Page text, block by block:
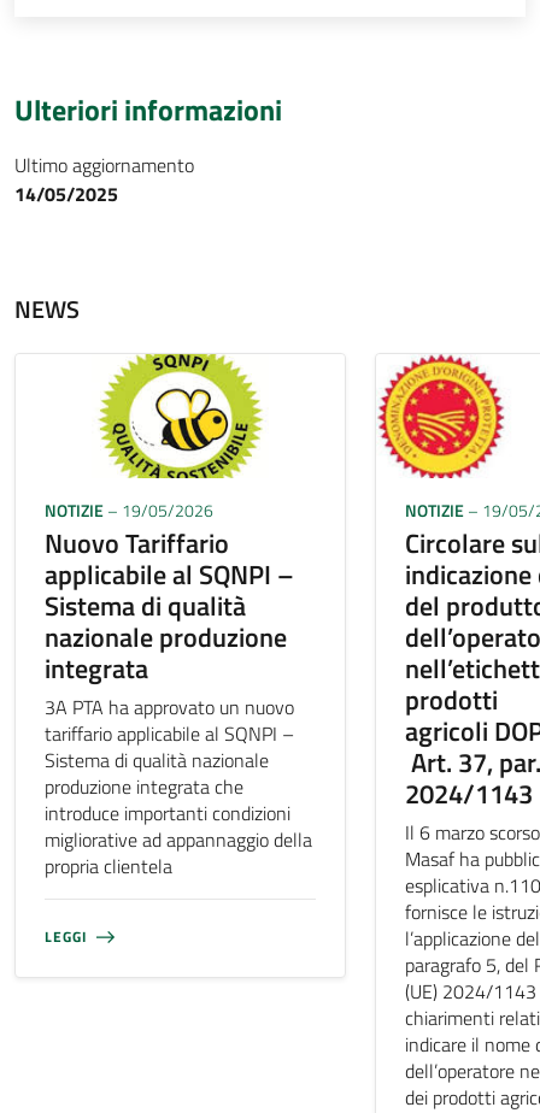
Ulteriori informazioni
Ultimo aggiornamento
14/05/2025
NEWS
NOTIZIE– 19/05/2026
Nuovo Tariffario
applicabile al SQNPI –
Sistema di qualità
nazionale produzione
integrata
3A PTA ha approvato un nuovo
tariffario applicabile al SQNPI –
Sistema di qualità nazionale
produzione integrata che
introduce importanti condizioni
migliorative ad appannaggio della
propria clientela
LEGGI
NOTIZIE– 19/05/
Circolare
del
prodotti
agricoli
Art. 37,
2024/1143
Il 6 marzo
Masaf ha
esplicativa
fornisce le
l’applicazione
paragrafo 5, del
(UE) 2024/
chiarimenti
indicare il nome
dell’operatore
dei prodotti